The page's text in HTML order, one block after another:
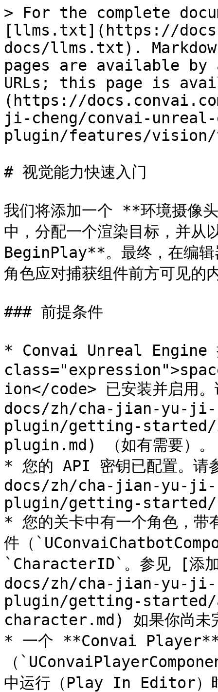
> For the complete
[llms.txt](https://
docs/llms.txt).
pages are available by
URLs; this page is
(https://
ji-cheng/convai-unreal-
plugin/features/
# 视觉能力快速入门
我们将添加一个 **环境摄
中，分配一个渲染目标，并
BeginPlay**。最终，在编
角色应对捕获组件前方可见的
### 前提条件
* Convai Unreal Engine
ion</code> 已安装并启用
docs/zh/cha-jian-yu-ji-
plugin/getting-
plugin.md) （如有需要）。
* 您的 API 密钥已配置。
docs/zh/cha-jian-yu-ji-
plugin/getting-started/
* 您的关卡中有一个角色，
件（
`CharacterID`。参见 [添
docs/zh/cha-jian-yu-ji-
plugin/getting-
character.md) 如果你尚未
* 一个 **Convai
（
中运行（Play In Editor）